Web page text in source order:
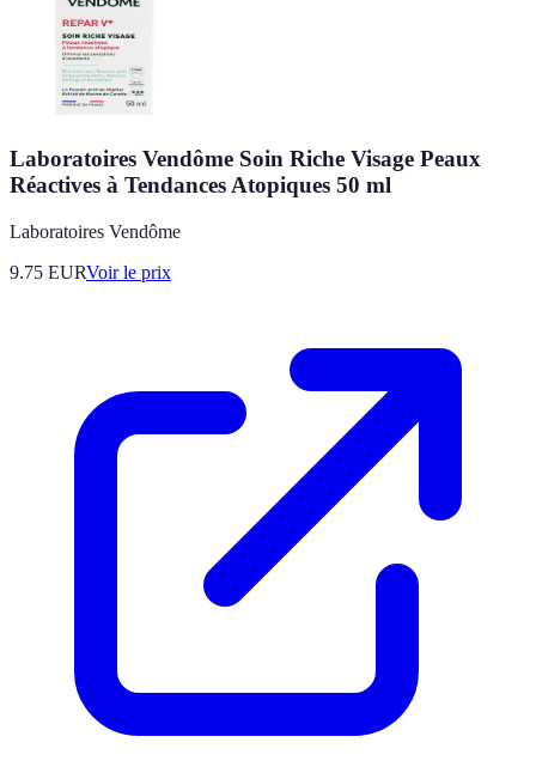
Laboratoires Vendôme Soin Riche Visage Peaux
Réactives à Tendances Atopiques 50 ml
Laboratoires Vendôme
9.75 EURVoir le prix